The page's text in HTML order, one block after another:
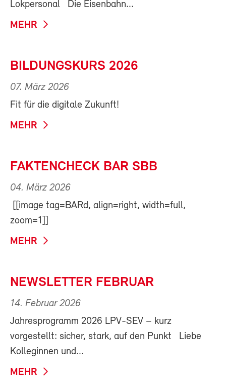
Lokpersonal Die Eisenbahn...
MEHR
BILDUNGSKURS 2026
07. März 2026
Fit für die digitale Zukunft!
MEHR
FAKTENCHECK BAR SBB
04. März 2026
[[image tag=BARd, align=right, width=full,
zoom=1]]
MEHR
NEWSLETTER FEBRUAR
14. Februar 2026
Jahresprogramm 2026 LPV-SEV – kurz
vorgestellt: sicher, stark, auf den Punkt Liebe
Kolleginnen und...
MEHR